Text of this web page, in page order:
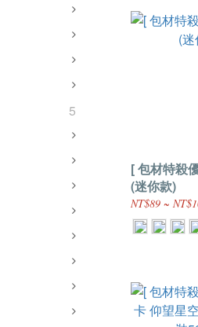
5
[ 包材特殺
(迷你款)
NT$89 ~